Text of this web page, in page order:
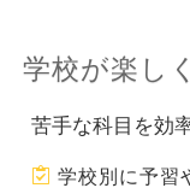
学校が楽し
苦手な科目を効
学校別に予習